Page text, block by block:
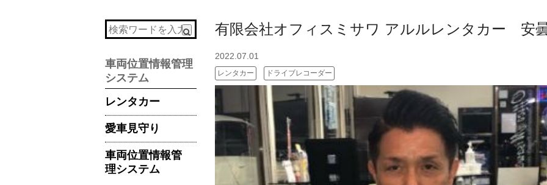
車両位置情報管理
システム
レンタカー
愛車見守り
車両位置情報管
理システム
有限会社オフィスミサワ アルルレンタカー 安
2022.07.01
レンタカー ドライブレコーダー